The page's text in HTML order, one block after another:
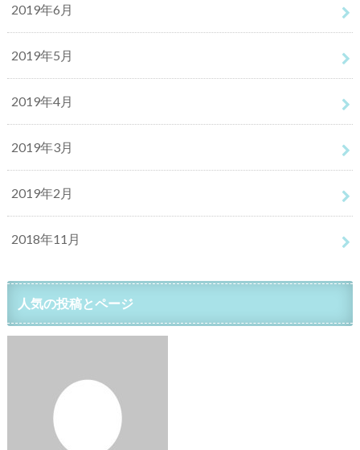
2019年6月
2019年5月
2019年4月
2019年3月
2019年2月
2018年11月
人気の投稿とページ